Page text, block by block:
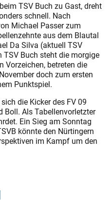
TSV Buch zu Gast, dreht
schnell. Nach
Michael Passer zum
aus dem Blautal
Da Silva (aktuell TSV
TSV Buch steht die morgige
Vorzeichen, betreten die
doch zum ersten
Punktspiel.
die Kicker des FV 09
Boll. Als Tabellenvorletzter
Ein Sieg am Sonntag
könnte den Nürtingern
im Kampf um den